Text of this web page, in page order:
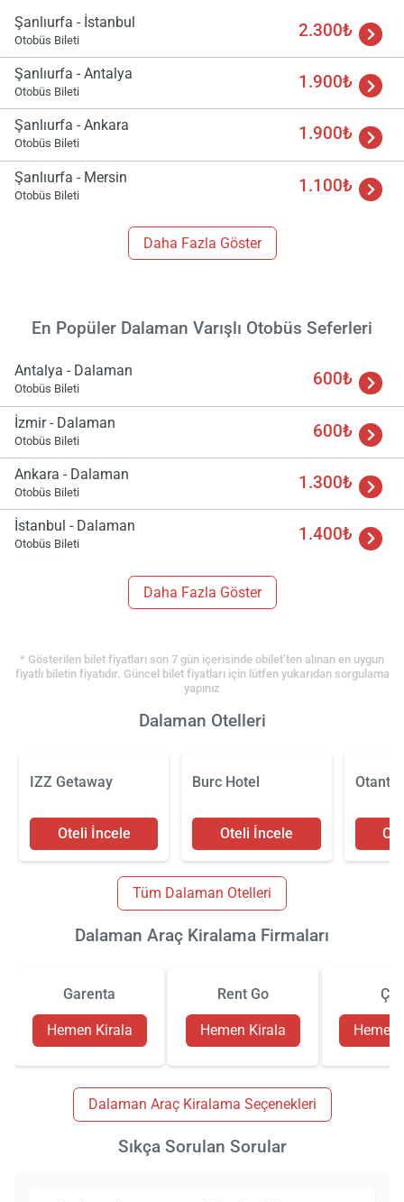
Şanlıurfa - İstanbul
Otobüs Bileti 2.300₺
Şanlıurfa - Antalya
Otobüs Bileti 1.900₺
Şanlıurfa - Ankara
Otobüs Bileti 1.900₺
Şanlıurfa - Mersin
Otobüs Bileti 1.100₺
Daha Fazla Göster
En Popüler Dalaman Varışlı Otobüs Seferleri
Antalya - Dalaman
Otobüs Bileti 600₺
İzmir - Dalaman
Otobüs Bileti 600₺
Ankara - Dalaman
Otobüs Bileti 1.300₺
İstanbul - Dalaman
Otobüs Bileti 1.400₺
Daha Fazla Göster
* Gösterilen bilet fiyatları son 7 gün içerisinde obilet’ten alınan en uygun
fiyatlı biletin fiyatıdır. Güncel bilet fiyatları için lütfen yukarıdan sorgulama
yapınız
Dalaman Otelleri
IZZ Getaway
Oteli İncele
Burc Hotel
Oteli İncele
Tüm Dalaman Otelleri
Dalaman Araç Kiralama Firmaları
Garenta
Hemen Kirala
Rent Go
Hemen Kirala Hemen
Dalaman Araç Kiralama Seçenekleri
Sıkça Sorulan Sorular